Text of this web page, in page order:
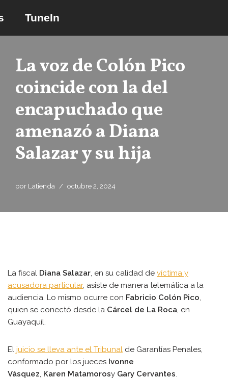
TuneIn
La voz de Colón Pico
coincide con la del
encapuchado que
amenazó a Diana
Salazar y su hija
por Latienda octubre 2, 2024
La fiscal Diana Salazar, en su calidad de víctima y
acusadora particular, asiste de manera telemática a la
audiencia. Lo mismo ocurre con Fabricio Colón Pico,
quien se conectó desde la Cárcel de La Roca, en
Guayaquil.
El juicio se lleva ante el Tribunal de Garantías Penales,
conformado por los jueces Ivonne
Vásquez, Karen Matamorosy Gary Cervantes.